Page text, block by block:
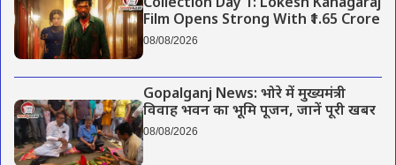
Collection Day 1: Lokesh Kanagaraj
Film Opens Strong With ₹1.65 Crore
08/08/2026
Gopalganj News: भोरे में मुख्यमंत्री
विवाह भवन का भूमि पूजन, जानें पूरी खबर
08/08/2026